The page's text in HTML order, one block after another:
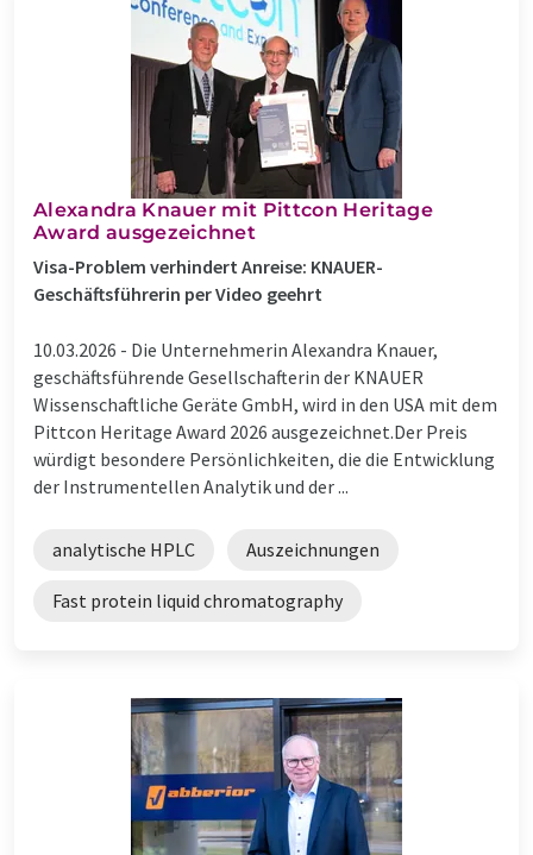
Alexandra Knauer mit Pittcon Heritage
Award ausgezeichnet
Visa-Problem verhindert Anreise: KNAUER-
Geschäftsführerin per Video geehrt
10.03.2026 - Die Unternehmerin Alexandra Knauer,
geschäftsführende Gesellschafterin der KNAUER
Wissenschaftliche Geräte GmbH, wird in den USA mit dem
Pittcon Heritage Award 2026 ausgezeichnet.Der Preis
würdigt besondere Persönlichkeiten, die die Entwicklung
der Instrumentellen Analytik und der ...
analytische HPLC Auszeichnungen
Fast protein liquid chromatography